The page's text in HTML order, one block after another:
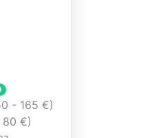
- 165 €)
80 €)